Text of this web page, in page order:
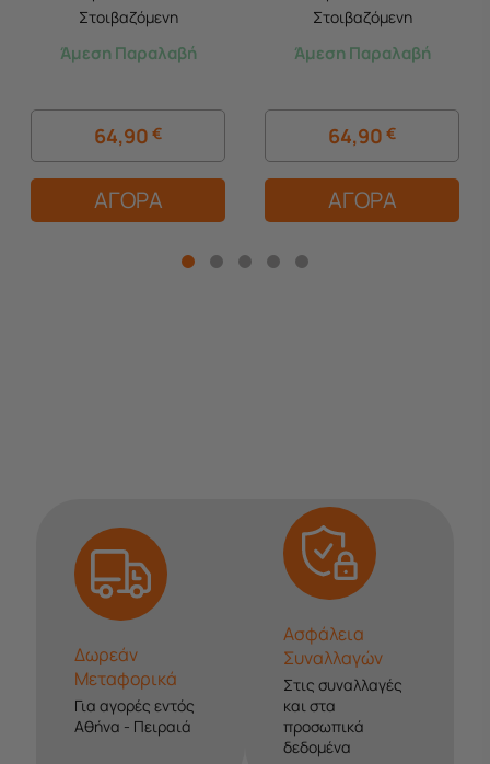
Στοιβαζόμενη
79x76.5x70cm Βάρος 6.8kg
Petra Matte White Ιταλίας
Άμεση Παραλαβή
64,90 €
ΑΓΟΡΑ
Στοιβαζόμενη
79x76.5x70cm Βάρος 6.8kg
Petra Matte Taupe Grey
Άμεση Παραλαβή
64,90 €
ΑΓΟΡΑ
Δωρεάν
Μεταφορικά
Για αγορές εντός
Αθήνα - Πειραιά
Ασφάλεια
Συναλλαγών
Στις συναλλαγές
και στα
προσωπικά
δεδομένα